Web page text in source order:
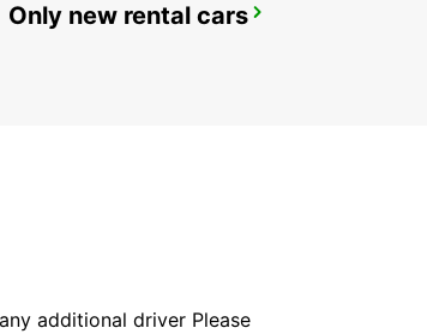
Only new rental cars
additional driver Please